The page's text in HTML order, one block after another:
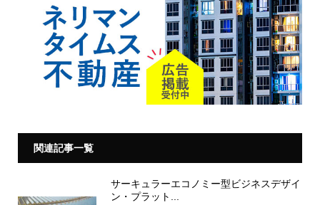
関連記事一覧
サーキュラーエコノミー型ビジネスデザイ
ン・プラット...